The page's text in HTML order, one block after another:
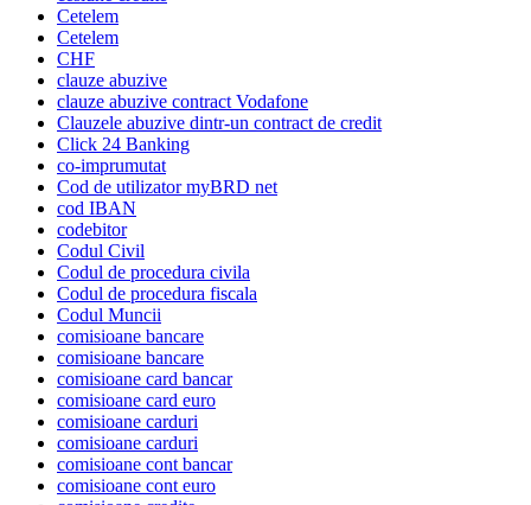
Cetelem
Cetelem
CHF
clauze abuzive
clauze abuzive contract Vodafone
Clauzele abuzive dintr-un contract de credit
Click 24 Banking
co-imprumutat
Cod de utilizator myBRD net
cod IBAN
codebitor
Codul Civil
Codul de procedura civila
Codul de procedura fiscala
Codul Muncii
comisioane bancare
comisioane bancare
comisioane card bancar
comisioane card euro
comisioane carduri
comisioane carduri
comisioane cont bancar
comisioane cont euro